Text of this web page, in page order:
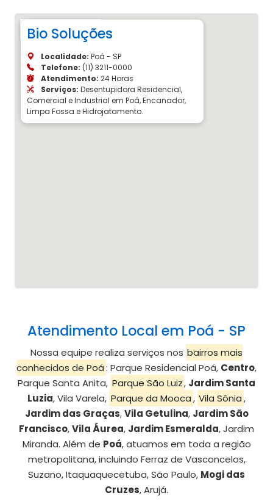
Bio Soluções
Localidade: Poá - SP
Telefone: (11) 3211-0000
Atendimento: 24 Horas
Serviços: Desentupidora Residencial,
Comercial e Industrial em Poá, Encanador,
Limpa Fossa e Hidrojatamento.
Atendimento Local em Poá - SP
Nossa equipe realiza serviços nos bairros mais
conhecidos de Poá: Parque Residencial Poá, Centro,
Parque Santa Anita, Parque São Luiz, Jardim Santa
Luzia, Vila Varela, Parque da Mooca, Vila Sônia,
Jardim das Graças,Vila Getulina, Jardim São
Francisco,Vila Áurea, Jardim Esmeralda, Jardim
Miranda. Além de Poá, atuamos em toda a região
metropolitana, incluindo Ferraz de Vasconcelos,
Suzano, Itaquaquecetuba, São Paulo, Mogi das
Cruzes, Arujá.